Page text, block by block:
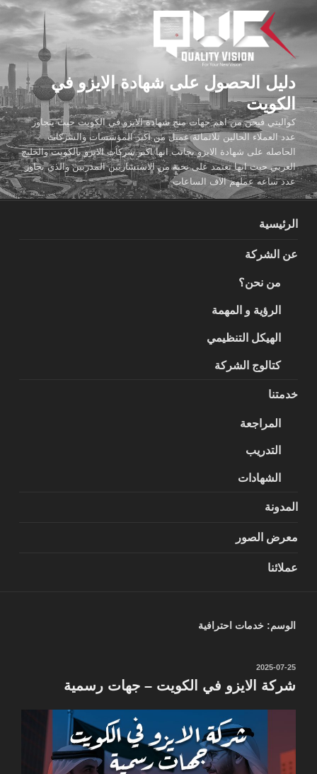
المحتوى
دليل الحصول على شهادة الايزو في
الكويت
كواليتي فيجن من اهم جهات منح شهادة الايزو في الكويت حيث يتجاوز
عدد العملاء الحالين ثلاثمائة عميل من اكبر المؤسسات والشركات
الحاصله على شهادة الايزو بجانب انها اكبر شركات الايزو بالكويت والخليج
العربي حيث انها تعتمد على نخبة من الاستشاريين المدربين والذي تجاوز
عدد ساعه عملهم الاف الساعات
الرئيسية
عن الشركة
من نحن؟
الرؤية و المهمة
الهيكل التنظيمي
كتالوج الشركة
خدمتنا
المراجعة
التدريب
الشهادات
المدونة
معرض الصور
عملائنا
الوسم: خدمات احترافية
نُشر
في
2025-07-25
شركة الايزو في الكويت – جهات رسمية